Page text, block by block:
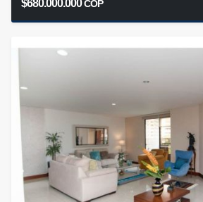
$680.000.000COP